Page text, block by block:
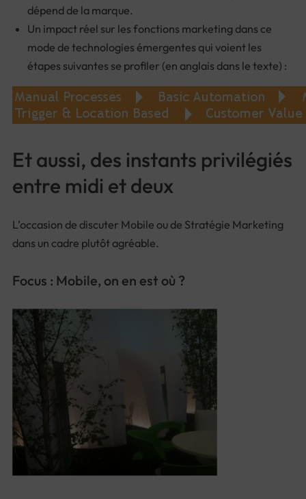
dépend de la marque.
Un impact réel sur les fonctions marketing dans ce
mode de technologies émergentes qui voient les
étapes suivantes se profiler (en anglais dans le texte) :
Et aussi, des instants privilégiés
entre midi et deux
L’occasion de discuter Mobile ou de Stratégie Marketing
dans un cadre plutôt agréable.
Focus : Mobile, on en est où ?